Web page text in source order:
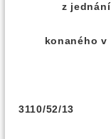
z
konaného v
3110/52/13